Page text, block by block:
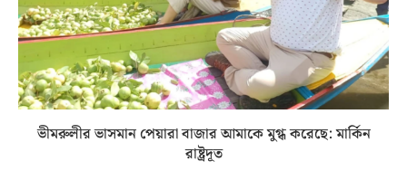
ভীমরুলীর ভাসমান পেয়ারা বাজার আমাকে মুগ্ধ করেছে: মার্কিন
রাষ্ট্রদূত